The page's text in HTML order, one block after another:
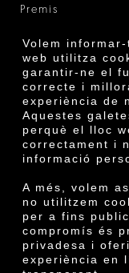
Volem
web utilitza
garantir-ne el
correcte i
experiència de
Aquestes
perquè el lloc
correctament i
informació
A més, volem
no utilitzem
per a fins
compromís és
privadesa i
experiència en
Premis